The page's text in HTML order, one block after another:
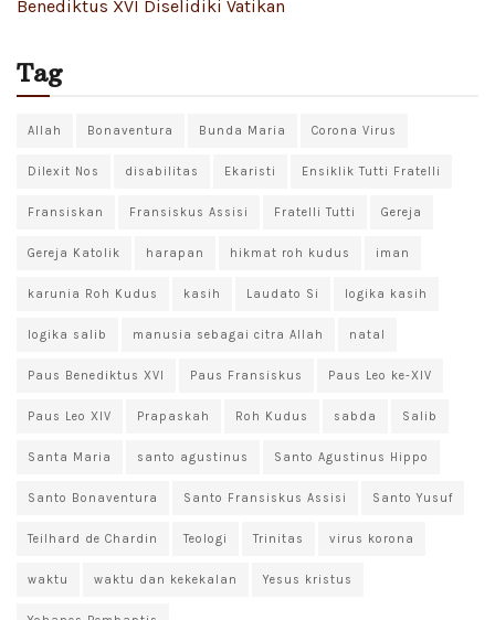
Benediktus XVI Diselidiki Vatikan
Tag
Allah Bonaventura Bunda Maria Corona Virus
Dilexit Nos disabilitas Ekaristi Ensiklik Tutti Fratelli
Fransiskan Fransiskus Assisi Fratelli Tutti Gereja
Gereja Katolik harapan hikmat roh kudus iman
karunia Roh Kudus kasih Laudato Si logika kasih
logika salib manusia sebagai citra Allah natal
Paus Benediktus XVI Paus Fransiskus Paus Leo ke-XIV
Paus Leo XIV Prapaskah Roh Kudus sabda Salib
Santa Maria santo agustinus Santo Agustinus Hippo
Santo Bonaventura Santo Fransiskus Assisi Santo Yusuf
Teilhard de Chardin Teologi Trinitas virus korona
waktu waktu dan kekekalan Yesus kristus